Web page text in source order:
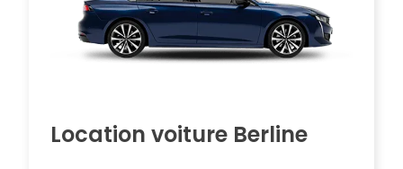
Location voiture Berline